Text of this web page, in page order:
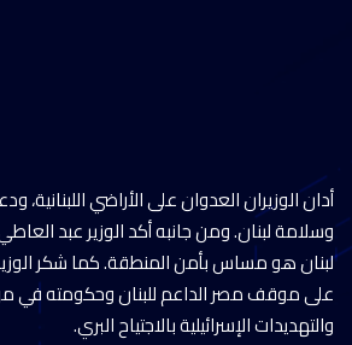
أدان الوزيران العدوان على الأراضي اللبنانية،
وسلامة لبنان. ومن جانبه أكد الوزير عبد
لبنان هو مساس بأمن المنطقة. كما شكر
على موقف مصر الداعم للبنان وحكومته في
والتهديدات الإسرائيلية بالاجتياح البري.